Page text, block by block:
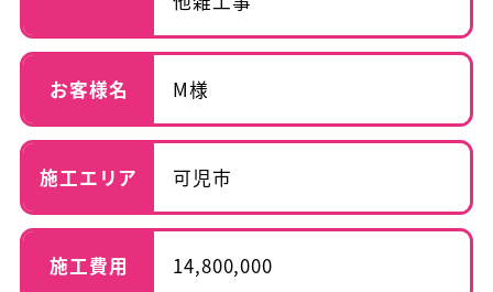
お客様名 M様
施工エリア 可児市
施工費用 14,800,000